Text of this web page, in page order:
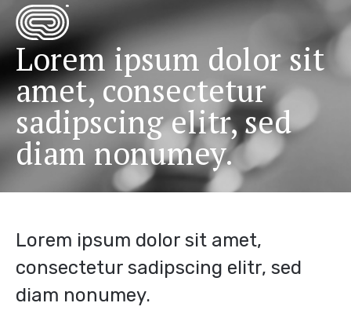
Lorem ipsum dolor sit
amet, consectetur
sadipscing elitr, sed
diam nonumey.
Lorem ipsum dolor sit amet,
consectetur sadipscing elitr, sed
diam nonumey.